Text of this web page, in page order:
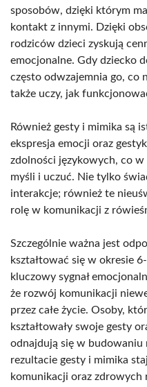
sposobów, dzięki którym
kontakt z innymi. Dzięki
rodziców dzieci zyskują
emocjonalne. Gdy dziecko
często odwzajemnia go, co
także uczy, jak
Również gesty i mimika są
ekspresja emocji oraz
zdolności językowych, co w
myśli i uczuć. Nie tylko
interakcje; również te
rolę w komunikacji z
Szczególnie ważna jest
kształtować się w okresie
kluczowy sygnał
że rozwój komunikacji
przez całe życie. Osoby,
kształtowały swoje gesty
odnajdują się w budowaniu
rezultacie gesty i mimika
komunikacji oraz